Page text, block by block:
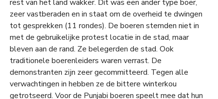
rest van het land wakker. Dit was een ander type boer,
zeer vastberaden en in staat om de overheid te dwingen
tot gesprekken (11 rondes). De boeren stemden niet in
met de gebruikelijke protest locatie in de stad, maar
bleven aan de rand. Ze belegerden de stad. Ook
traditionele boerenleiders waren verrast. De
demonstranten zijn zeer gecommitteerd. Tegen alle
verwachtingen in hebben ze de bittere winterkou
getrotseerd. Voor de Punjabi boeren speelt mee dat hun